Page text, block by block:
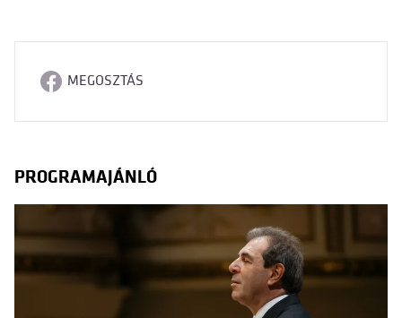
MEGOSZTÁS
PROGRAMAJÁNLÓ